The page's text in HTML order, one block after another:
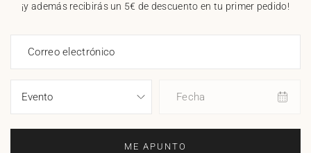
¡y además recibirás un 5€ de descuento en tu primer pedido!
Correo electrónico
Fecha
ME APUNTO